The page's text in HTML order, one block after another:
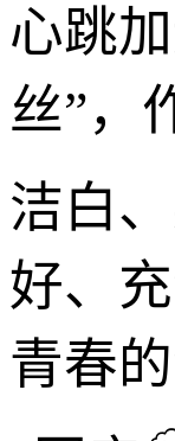
心跳
丝”，
洁白
好、
青春